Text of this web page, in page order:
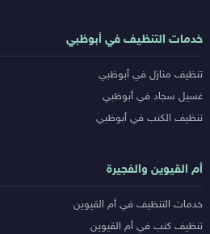
خدمات التنظيف في أبوظبي
تنظيف منازل في أبوظبي
غسيل سجاد في أبوظبي
تنظيف الكنب في أبوظبي
أم القيوين والفجيرة
خدمات التنظيف في أم القيوين
تنظيف كنب في أم القيوين